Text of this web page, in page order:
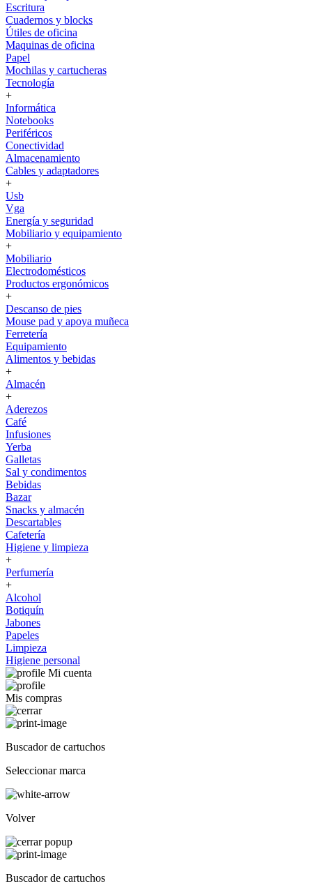
Escritura
Cuadernos y blocks
Útiles de oficina
Maquinas de oficina
Papel
Mochilas y cartucheras
Tecnología
+
Informática
Notebooks
Periféricos
Conectividad
Almacenamiento
Cables y adaptadores
+
Usb
Vga
Energía y seguridad
Mobiliario y equipamiento
+
Mobiliario
Electrodomésticos
Productos ergonómicos
+
Descanso de pies
Mouse pad y apoya muñeca
Ferretería
Equipamiento
Alimentos y bebidas
+
Almacén
+
Aderezos
Café
Infusiones
Yerba
Galletas
Sal y condimentos
Bebidas
Bazar
Snacks y almacén
Descartables
Cafetería
Higiene y limpieza
+
Perfumería
+
Alcohol
Botiquín
Jabones
Papeles
Limpieza
Higiene personal
Mi cuenta
Mis compras
Buscador de cartuchos
Seleccionar marca
Volver
Buscador de cartuchos